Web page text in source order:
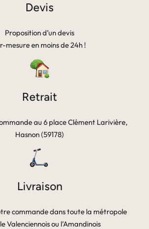
Devis
Proposition d’un devis
mesure en moins de 24h !
Retrait
au 6 place Clément Larivière,
Hasnon (59178)
Livraison
commande dans toute la métropole
Valenciennois ou l’Amandinois